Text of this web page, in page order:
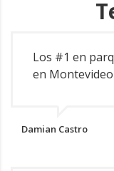
Los #1 en
en Montevideo
Damian Castro